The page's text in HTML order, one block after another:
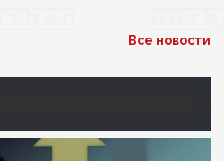
Все новости